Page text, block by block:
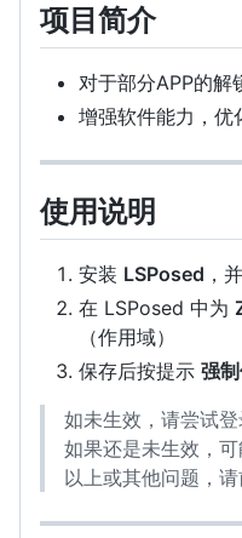
项目简介
对于部分APP的解
增强软件能力，优
使用说明
安装 LSPosed ，
在 LSPosed 中为
（作用域）
保存后按提示 强
如未生效，请尝试
如果还是未生效，
以上或其他问题，